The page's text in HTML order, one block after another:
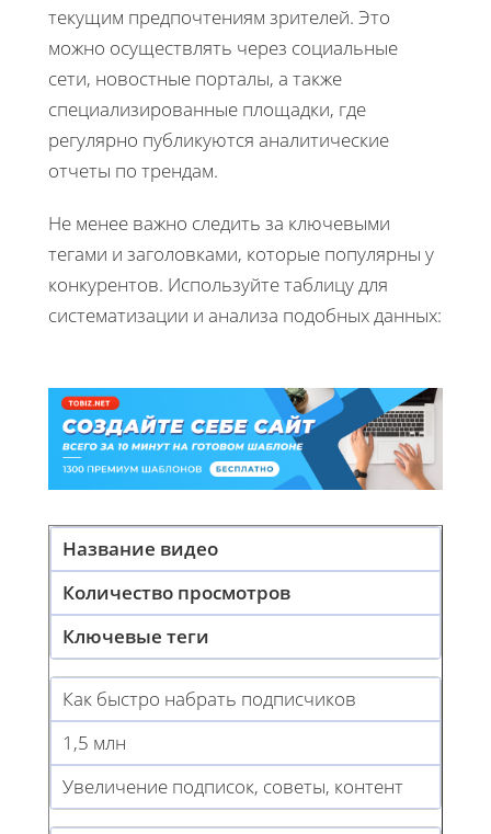
текущим предпочтениям зрителей. Это
можно осуществлять через социальные
сети, новостные порталы, а также
специализированные площадки, где
регулярно публикуются аналитические
отчеты по трендам.
Не менее важно следить за ключевыми
тегами и заголовками, которые популярны у
конкурентов. Используйте таблицу для
систематизации и анализа подобных данных:
Название видео
Количество просмотров
Ключевые теги
Как быстро набрать подписчиков
1,5 млн
Увеличение подписок, советы, контент